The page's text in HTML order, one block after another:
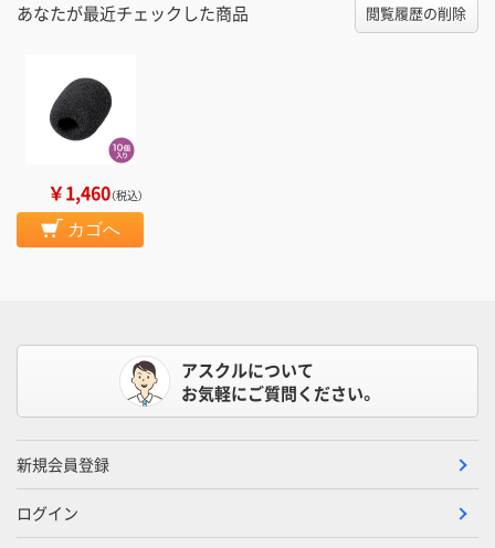
あなたが最近チェックした商品 閲覧履歴の削除
￥1,460（税込）
カゴへ
アスクルについて
お気軽にご質問ください。
新規会員登録
ログイン